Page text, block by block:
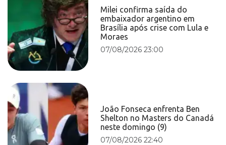
Milei confirma saída do
embaixador argentino em
Brasília após crise com Lula e
Moraes
07/08/2026 23:00
João Fonseca enfrenta Ben
Shelton no Masters do Canadá
neste domingo (9)
07/08/2026 22:40